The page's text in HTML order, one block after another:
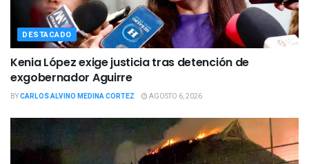
DESTACADO
Kenia López exige justicia tras detención de
exgobernador Aguirre
BY CARLOS ALVINO MEDINA CORTEZ AGOSTO 6, 2026